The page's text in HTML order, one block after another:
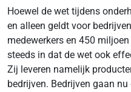
Hoewel de wet tijdens
en alleen geldt voor
medewerkers en 450
steeds in dat de wet ook
Zij leveren namelijk
bedrijven. Bedrijven gaan